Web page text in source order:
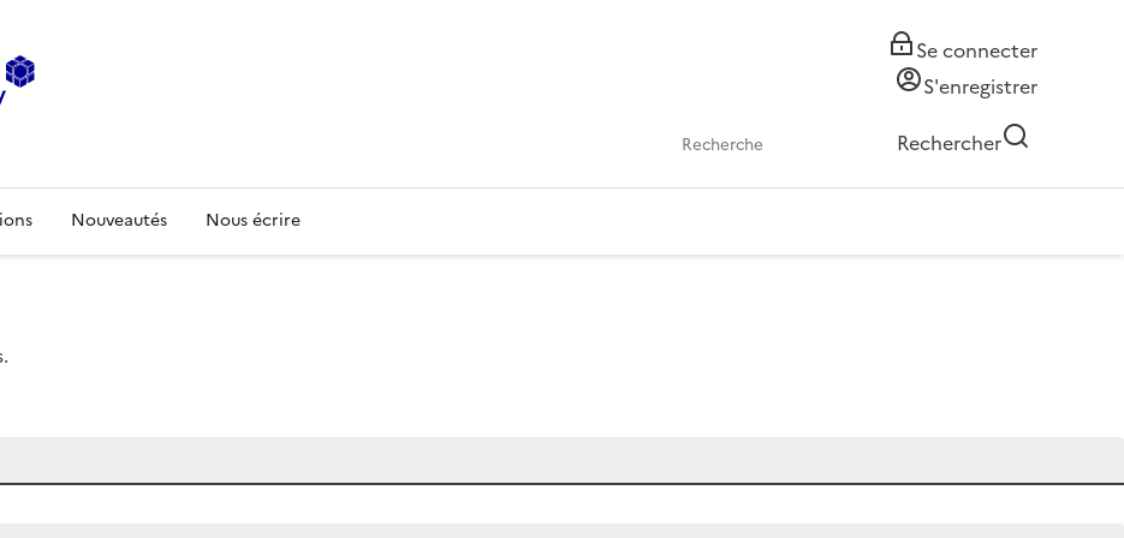
Se connecter
S'enregistrer
Rechercher
Nouveautés Nous écrire